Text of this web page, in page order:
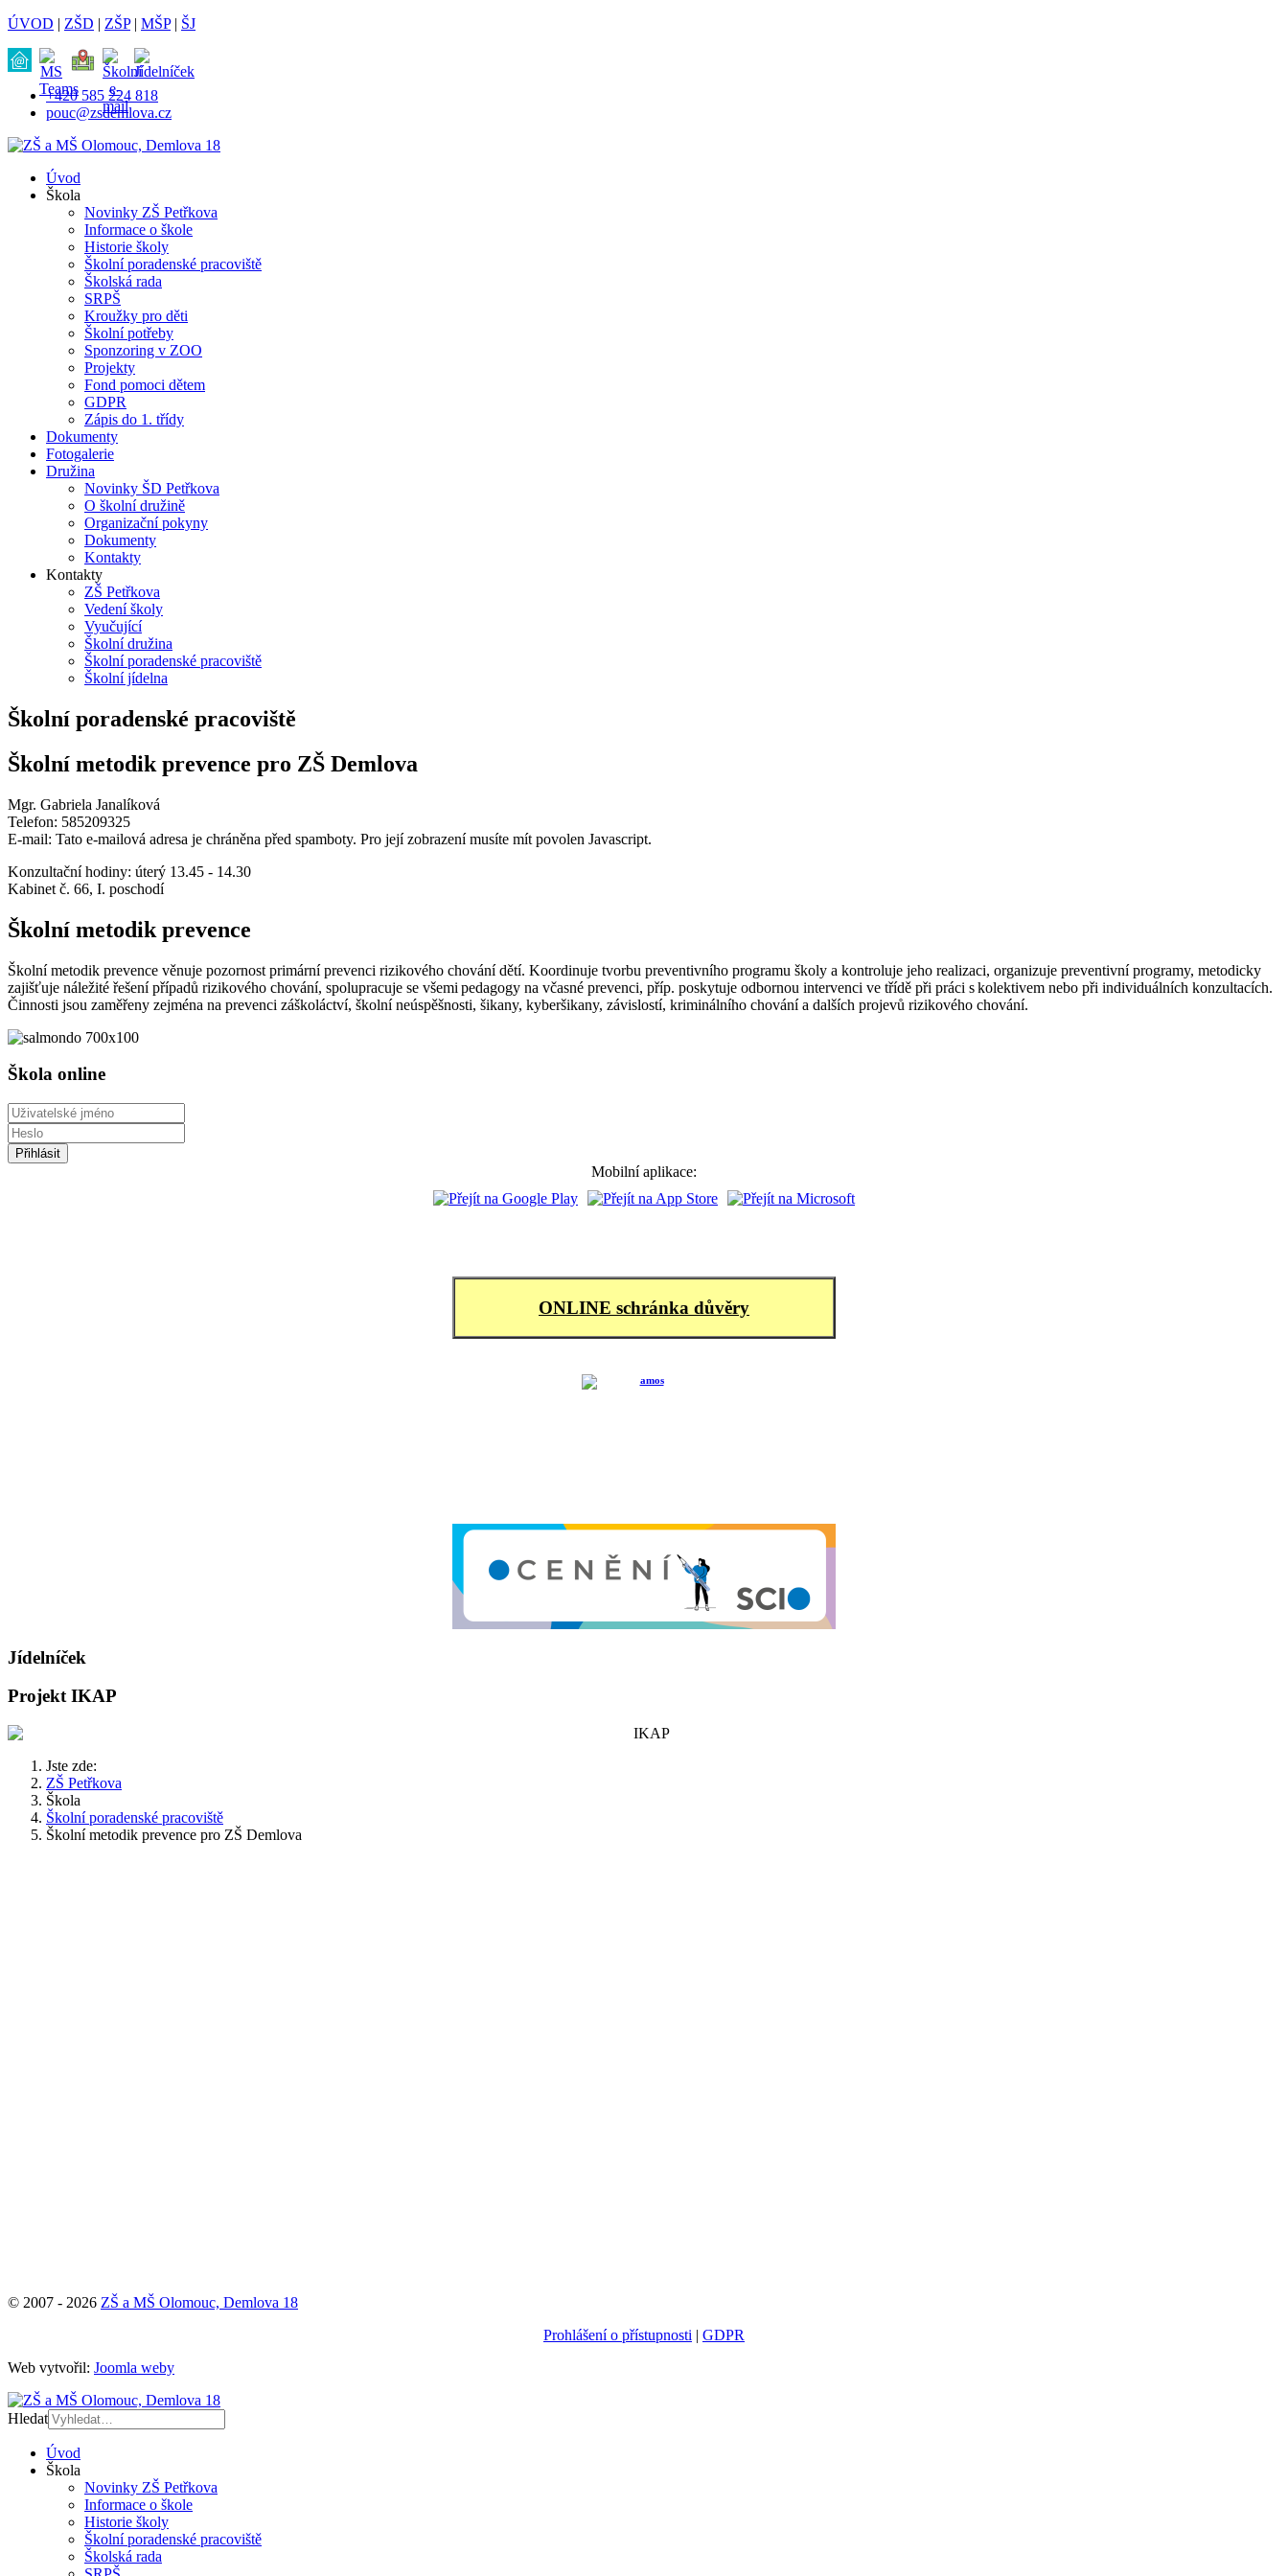
ÚVOD | ZŠD | ZŠP| MŠP| ŠJ
+420 585 224 818
pouc@zsdemlova.cz
Úvod
Škola
Novinky ZŠ Petřkova
Informace o škole
Historie školy
Školní poradenské pracoviště
Školská rada
SRPŠ
Kroužky pro děti
Školní potřeby
Sponzoring v ZOO
Projekty
Fond pomoci dětem
GDPR
Zápis do 1. třídy
Dokumenty
Fotogalerie
Družina
Novinky ŠD Petřkova
O školní družině
Organizační pokyny
Dokumenty
Kontakty
Kontakty
ZŠ Petřkova
Vedení školy
Vyučující
Školní družina
Školní poradenské pracoviště
Školní jídelna
Školní poradenské pracoviště
Školní metodik prevence pro ZŠ Demlova
Mgr. Gabriela Janalíková
Telefon: 585209325
E-mail: Tato e-mailová adresa je chráněna před spamboty. Pro její zobrazení musíte mít povolen Javascript.
Konzultační hodiny: úterý 13.45 - 14.30
Kabinet č. 66, I. poschodí
Školní metodik prevence
Školní metodik prevence věnuje pozornost primární prevenci rizikového chování dětí. Koordinuje tvorbu preventivního programu školy a kontroluje jeho realizaci, organizuje preventivní programy, metodicky
zajišťuje náležité řešení případů rizikového chování, spolupracuje se všemi pedagogy na včasné prevenci, příp. poskytuje odbornou intervenci ve třídě při práci s kolektivem nebo při individuálních konzultacích.
Činnosti jsou zaměřeny zejména na prevenci záškoláctví, školní neúspěšnosti, šikany, kyberšikany, závislostí, kriminálního chování a dalších projevů rizikového chování.
Škola online
Mobilní aplikace:
ONLINE schránka důvěry
Jídelníček
Projekt IKAP
Jste zde:
ZŠ Petřkova
Škola
Školní poradenské pracoviště
Školní metodik prevence pro ZŠ Demlova
© 2007 - 2026 ZŠ a MŠ Olomouc, Demlova 18
Prohlášení o přístupnosti | GDPR
Web vytvořil: Joomla weby
Hledat
Úvod
Škola
Novinky ZŠ Petřkova
Informace o škole
Historie školy
Školní poradenské pracoviště
Školská rada